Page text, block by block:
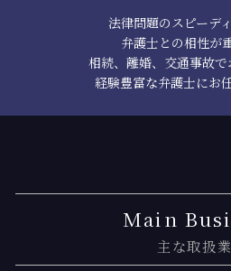
法律問題のスピーデ
弁護士との相性が
相続、離婚、交通事故で
経験豊富な弁護士にお
Main
主な取扱